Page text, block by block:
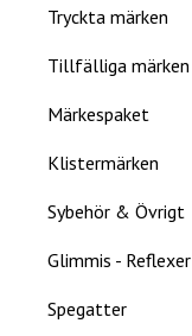
Tryckta märken
Tillfälliga märken
Märkespaket
Klistermärken
Sybehör & Övrigt
Glimmis - Reflexer
Spegatter